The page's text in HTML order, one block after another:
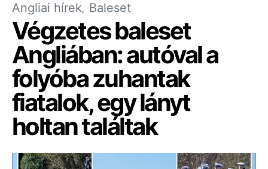
Angliai hírek Baleset
Végzetes baleset
Angliában: autóval a
folyóba zuhantak
fiatalok, egy lányt
holtan találtak